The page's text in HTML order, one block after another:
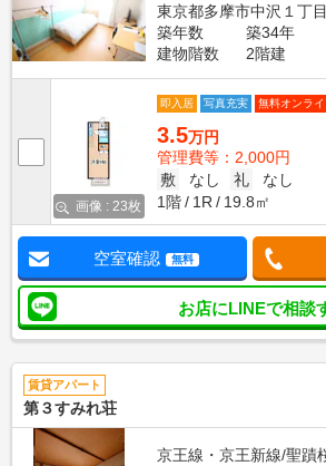
東京都多摩市中沢１丁目
築年数
築34年
建物階数
2階建
画像 : 23枚
即入居 写真充実 無料オンラ
3.5万円
管理費等：2,000円
敷
なし 礼
なし
1階
1R 19.8㎡
空室確認 無料
お店にLINEで相談
賃貸アパート
第３すみれ荘
京王線・京王新線/聖蹟